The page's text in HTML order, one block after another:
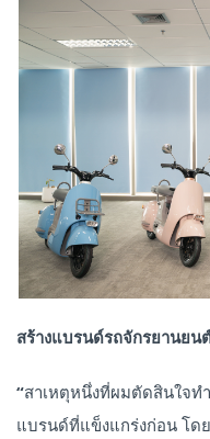
สร้างแบรนด์รถจักรยานยน
“สาเหตุหนึ่งที่ผมตัดสินใจท
แบรนด์ที่แข็งแกร่งก่อน โด